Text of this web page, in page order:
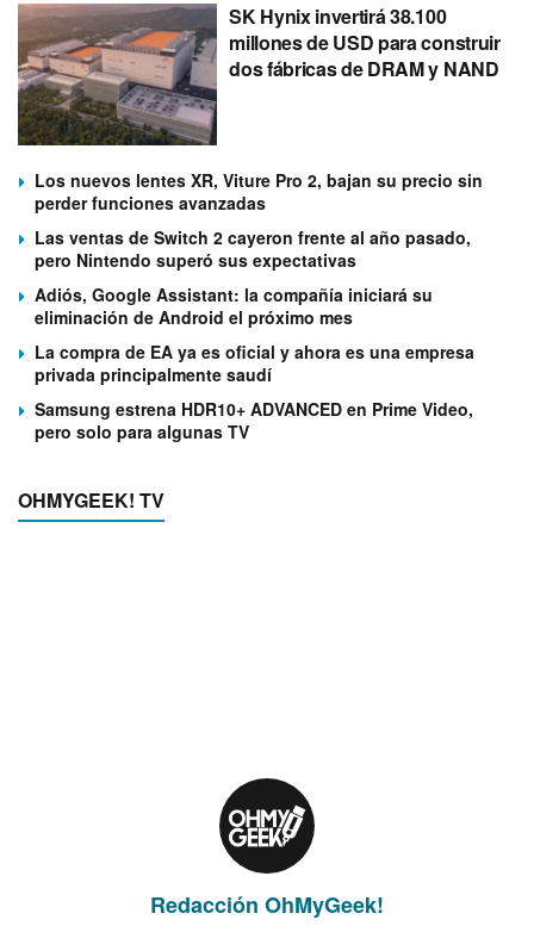
SK Hynix invertirá 38.100
millones de USD para construir
dos fábricas de DRAM y NAND
Los nuevos lentes XR, Viture Pro 2, bajan su precio sin
perder funciones avanzadas
Las ventas de Switch 2 cayeron frente al año pasado,
pero Nintendo superó sus expectativas
Adiós, Google Assistant: la compañía iniciará su
eliminación de Android el próximo mes
La compra de EA ya es oficial y ahora es una empresa
privada principalmente saudí
Samsung estrena HDR10+ ADVANCED en Prime Video,
pero solo para algunas TV
OHMYGEEK! TV
Redacción OhMyGeek!